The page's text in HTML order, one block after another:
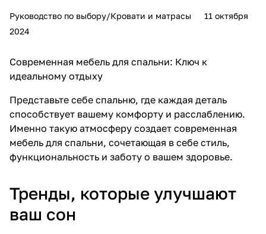
Руководство по выбору/Кровати и матрасы
11 октября
2024
Современная мебель для спальни: Ключ к
идеальному отдыху
Представьте себе спальню, где каждая деталь
способствует вашему комфорту и расслаблению.
Именно такую атмосферу создает современная
мебель для спальни, сочетающая в себе стиль,
функциональность и заботу о вашем здоровье.
Тренды, которые улучшают
ваш сон